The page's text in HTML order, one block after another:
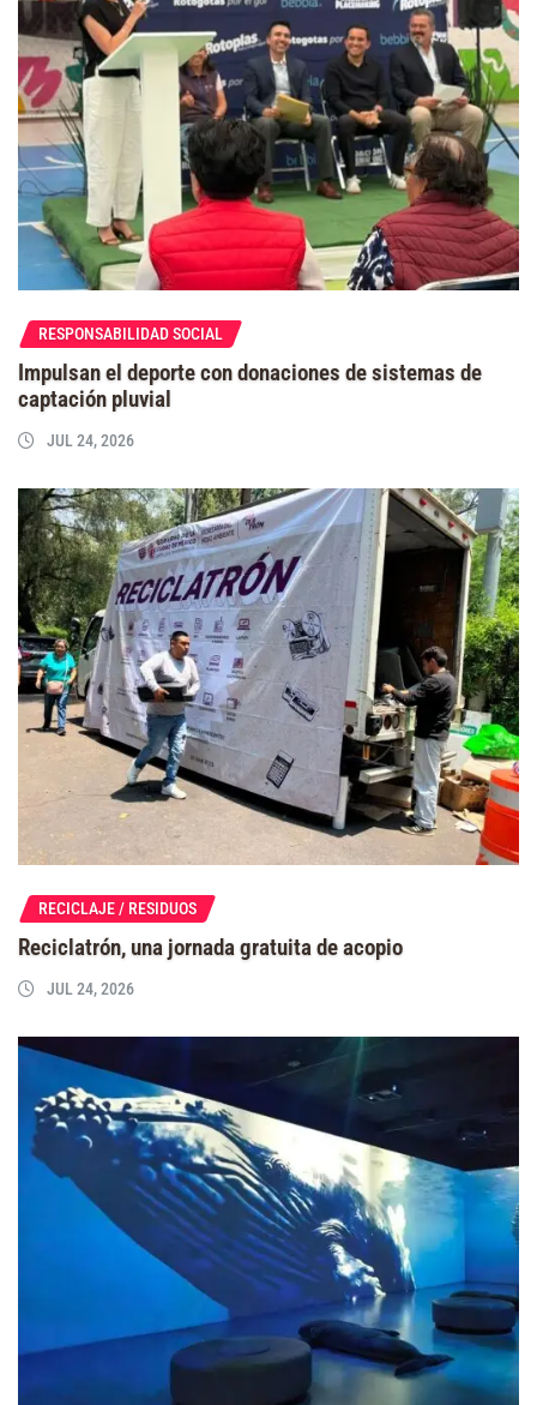
RESPONSABILIDAD SOCIAL
Impulsan el deporte con donaciones de sistemas de
captación pluvial
JUL 24, 2026
RECICLAJE / RESIDUOS
Reciclatrón, una jornada gratuita de acopio
JUL 24, 2026